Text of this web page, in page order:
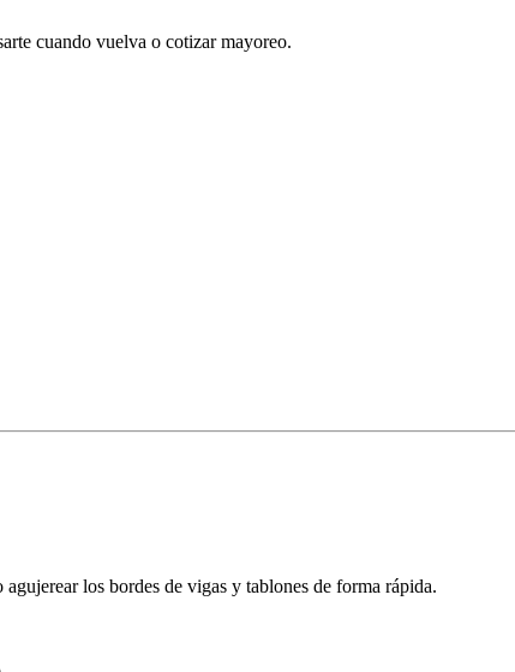
cuando vuelva o cotizar mayoreo.
los bordes de vigas y tablones de forma rápida.